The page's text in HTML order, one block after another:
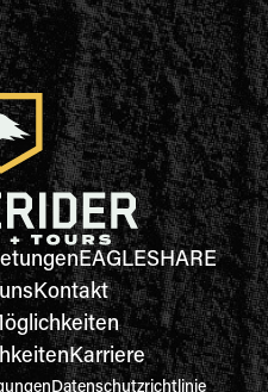
EAGLESHARE
Kontakt
Karriere
Datenschutzrichtlinie